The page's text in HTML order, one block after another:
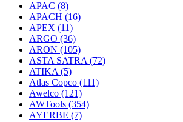
APAC (8)
APACH (16)
APEX (11)
ARGO (36)
ARON (105)
ASTA SATRA (72)
ATIKA (5)
Atlas Copco (111)
Awelco (121)
AWTools (354)
AYERBE (7)